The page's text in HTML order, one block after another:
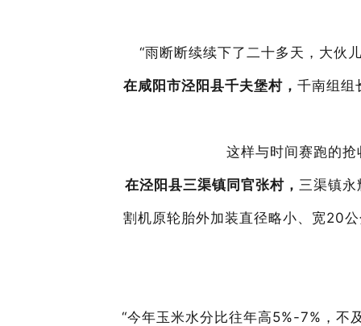
“雨断断续续下了二十多天，大伙
在咸阳市泾阳县千夫堡村， 千南组组
这样与时间赛跑的
在泾阳县三渠镇同官张村， 三渠镇永
割机原轮胎外加装直径略小、宽20
“今年玉米水分比往年高5%-7%，不